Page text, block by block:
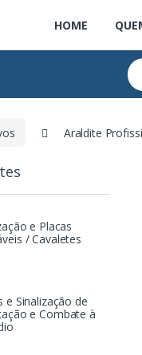
HOME
for:
Araldite
e Placas
/ Cavaletes
e Sinalização de
e Combate à